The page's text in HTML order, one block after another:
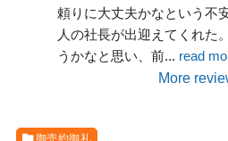
頼りに大丈夫かなという不
人の社長が出迎えてくれた
うかなと思い、前... read
More
御売約御礼